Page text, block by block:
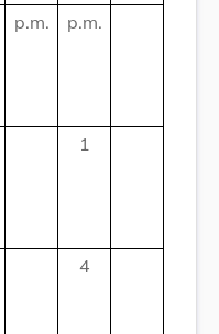
p.m. p.m.
1
4